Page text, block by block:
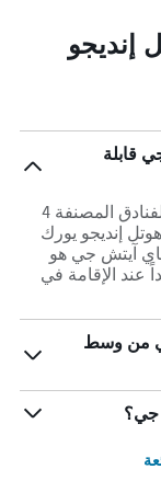
إنديجو
قابلة
هناك فرق يبلغ 12% في متوسط ​​سعر الليلة للفنادق المصنفة 4
إنديجو يورك
آيتش جي هو
عند الإقامة في
من وسط
جي؟